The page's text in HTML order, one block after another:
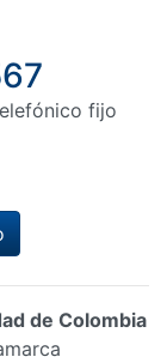
fijo
de Colombia